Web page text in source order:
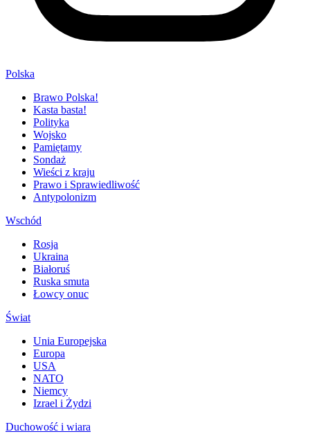
Polska
Brawo Polska!
Kasta basta!
Polityka
Wojsko
Pamiętamy
Sondaż
Wieści z kraju
Prawo i Sprawiedliwość
Antypolonizm
Wschód
Rosja
Ukraina
Białoruś
Ruska smuta
Łowcy onuc
Świat
Unia Europejska
Europa
USA
NATO
Niemcy
Izrael i Żydzi
Duchowość i wiara